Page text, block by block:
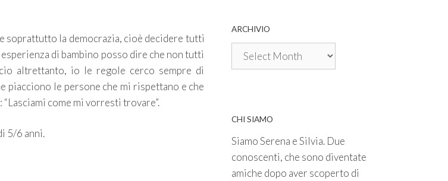
soprattutto la democrazia, cioè decidere tutti
di bambino posso dire che non tutti
altrettanto, io le regole cerco sempre di
piacciono le persone che mi rispettano e che
come mi vorresti trovare”.
5/6 anni.
ARCHIVIO
Archivio
CHI SIAMO
Siamo Serena e Silvia. Due
conoscenti, che sono diventate
amiche dopo aver scoperto di